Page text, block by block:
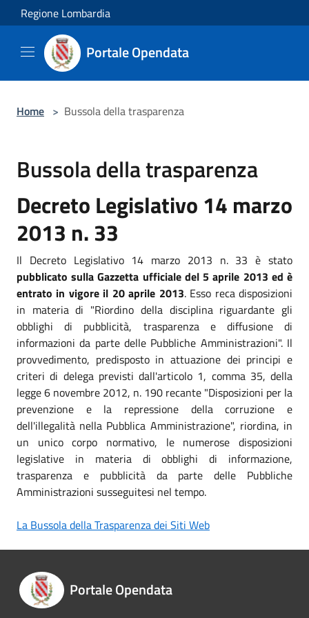
Salta al contenuto principale
Regione Lombardia
Portale Opendata
Home > Bussola della trasparenza
Bussola della trasparenza
Decreto Legislativo 14 marzo
2013 n. 33
Il Decreto Legislativo 14 marzo 2013 n. 33 è stato
pubblicato sulla Gazzetta ufficiale del 5 aprile 2013 ed è
entrato in vigore il 20 aprile 2013. Esso reca disposizioni
in materia di "Riordino della disciplina riguardante gli
obblighi di pubblicità, trasparenza e diffusione di
informazioni da parte delle Pubbliche Amministrazioni". Il
provvedimento, predisposto in attuazione dei principi e
criteri di delega previsti dall'articolo 1, comma 35, della
legge 6 novembre 2012, n. 190 recante "Disposizioni per la
prevenzione e la repressione della corruzione e
dell'illegalità nella Pubblica Amministrazione", riordina, in
un unico corpo normativo, le numerose disposizioni
legislative in materia di obblighi di informazione,
trasparenza e pubblicità da parte delle Pubbliche
Amministrazioni susseguitesi nel tempo.
La Bussola della Trasparenza dei Siti Web
Portale Opendata